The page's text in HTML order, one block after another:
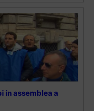
in assemblea a